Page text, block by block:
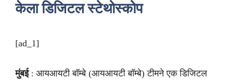
केला डिजिटल स्टेथोस्कोप
[ad_1]
मुंबई: आयआयटी बॉम्बे (आयआयटी बॉम्बे) टीमने एक डिजिटल